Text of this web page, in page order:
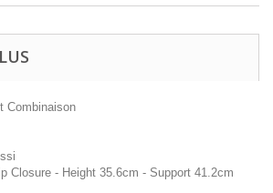
Combinaison
Closure - Height 35.6cm - Support 41.2cm